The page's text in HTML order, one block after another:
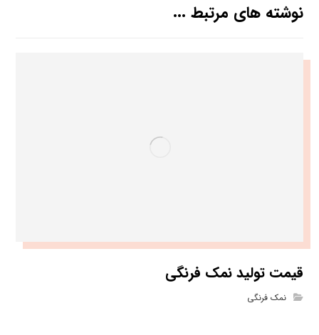
نوشته های مرتبط ...
قیمت تولید نمک فرنگی
نمک فرنگی